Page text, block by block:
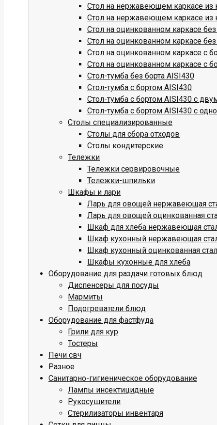
Стол на нержавеющем каркасе из
Стол на нержавеющем каркасе из
Стол на оцинкованном каркасе
Стол на оцинкованном каркасе
Стол на оцинкованном каркасе с
Стол на оцинкованном каркасе с
Стол-тумба без борта AISI430
Стол-тумба с бортом AISI430
Стол-тумба с бортом AISI430 с
Стол-тумба с бортом AISI430 с
Столы специализированные
Столы для сбора отходов
Столы кондитерские
Тележки
Тележки сервировочные
Тележки-шпильки
Шкафы и лари
Ларь для овощей нержавеющая
Ларь для овощей оцинкованная
Шкаф для хлеба нержавеющая
Шкаф кухонный нержавеющая
Шкаф кухонный оцинкованная
Шкафы кухонные для хлеба
Оборудование для раздачи готовых блюд
Диспенсеры для посуды
Мармиты
Подогреватели блюд
Оборудование для фастфуда
Грили для кур
Тостеры
Печи свч
Разное
Санитарно-гигиеническое оборудование
Лампы инсектицидные
Рукосушители
Стерилизаторы инвентаря